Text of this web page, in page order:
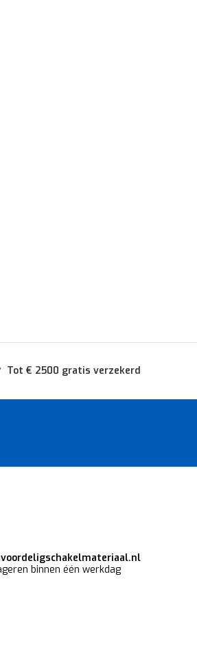
Tot € 2500 gratis verzekerd
binnen één werkdag